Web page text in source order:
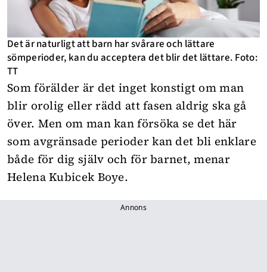
Det är naturligt att barn har svårare och lättare
sömperioder, kan du acceptera det blir det lättare. Foto:
TT
Som förälder är det inget konstigt om man
blir orolig eller rädd att fasen aldrig ska gå
över. Men om man kan försöka se det här
som avgränsade perioder kan det bli enklare
både för dig själv och för barnet, menar
Helena Kubicek Boye.
Annons